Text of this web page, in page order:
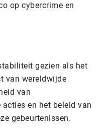
op cybercrime en
gezien als het
van wereldwijde
van
en het beleid van
gebeurtenissen.